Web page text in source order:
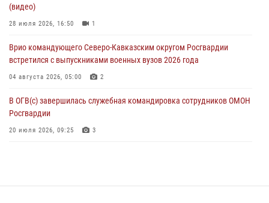
Росгвардейцы приняли участие в акции «Волна памяти»,
посвящённой 83‑й годовщине освобождения Белгорода от
05 августа 2026, 12:13 1
(видео)
28 июля 2026, 16:50 1
Врио командующего Северо-Кавказским округом Росгвардии
встретился с выпускниками военных вузов 2026 года
04 августа 2026, 05:00 2
В ОГВ(с) завершилась служебная командировка сотрудников ОМОН
Росгвардии
20 июля 2026, 09:25 3